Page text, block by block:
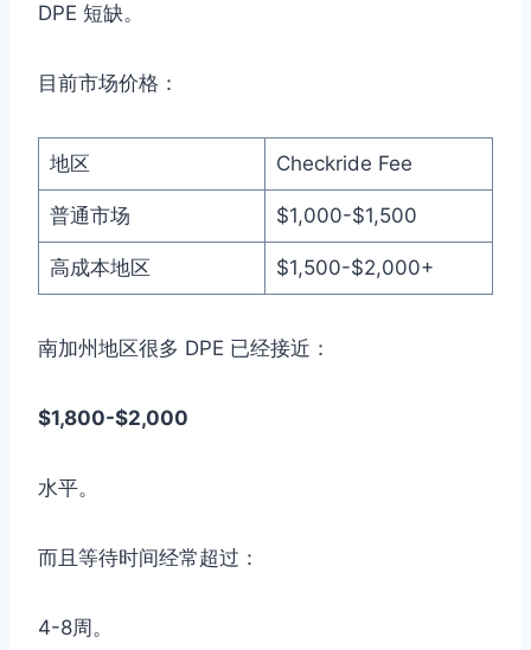
DPE 短缺。
目前市场价格：
地区 Checkride Fee
普通市场 $1,000-$1,500
高成本地区 $1,500-$2,000+
南加州地区很多 DPE 已经接近：
$1,800-$2,000
水平。
而且等待时间经常超过：
4-8周。